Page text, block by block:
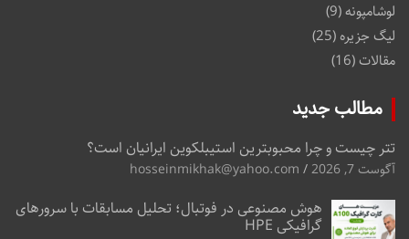
لوشامپونه(9)
لیگ جزیره (25)
مقالات(16)
مطالب جدید
تتر چیست و چرا محبوبترین استیبلکوین ایرانیان است؟
آگوست 7, 2026 hosseinmikhak@yahoo.com
هوش مصنوعی در فوتبال؛ تحلیل مسابقات با سرورهای
گرافیکی HPE